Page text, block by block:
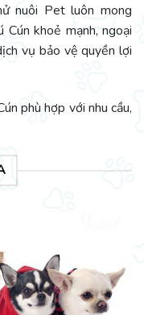
nuôi Pet luôn mong
Cún khoẻ mạnh, ngoại
vụ bảo vệ quyền lợi
phù hợp với nhu cầu,